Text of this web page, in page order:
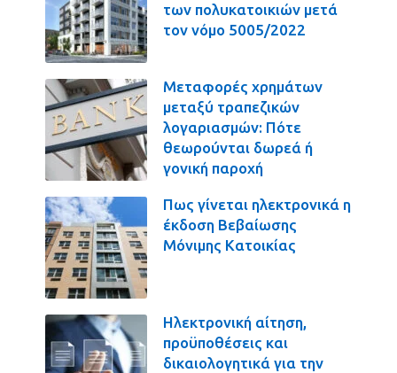
των πολυκατοικιών μετά
τον νόμο 5005/2022
Μεταφορές χρημάτων
μεταξύ τραπεζικών
λογαριασμών: Πότε
θεωρούνται δωρεά ή
γονική παροχή
Πως γίνεται ηλεκτρονικά η
έκδοση Βεβαίωσης
Μόνιμης Κατοικίας
Ηλεκτρονική αίτηση,
προϋποθέσεις και
δικαιολογητικά για την